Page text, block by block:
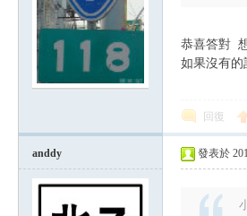
恭喜答對
如果沒有的
回復
anddy 發表於